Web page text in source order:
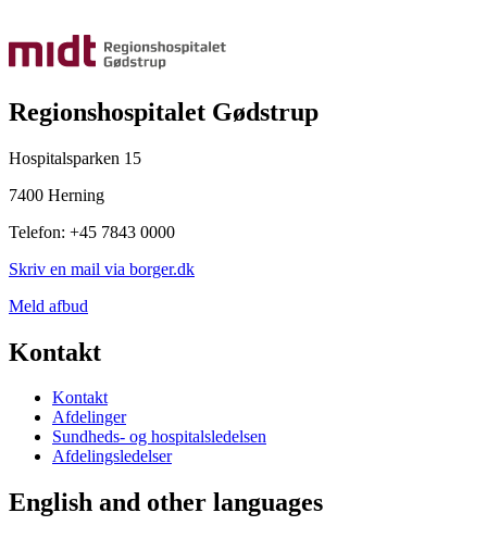
Regionshospitalet Gødstrup
Hospitalsparken 15
7400 Herning
Telefon: +45 7843 0000
Skriv en mail via borger.dk
Meld afbud
Kontakt
Kontakt
Afdelinger
Sundheds- og hospitalsledelsen
Afdelingsledelser
English and other languages